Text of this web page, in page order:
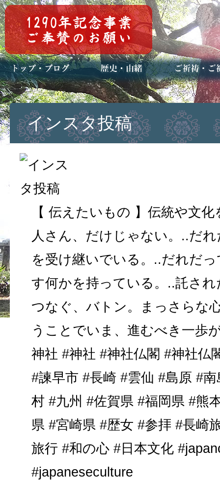
トップページ
ブログ(日々八百万)
お知らせ一覧 歴史・ご祭神
年中行事
メディア掲載 ご祈祷・ご祈
安産祈願
初宮参り
七五三詣
長寿のお祝い
神前結婚式
厄祓い・方位
車のお祓い
地鎮祭
神葬祭（神式
インスタ投稿
【 伝えたいもの 】伝統や文
人さん、だけじゃない。..だ
を受け継いでいる。..だれだ
す何かを持っている。..託さ
つなぐ、バトン。まっさらな
うことでいま、進むべき一歩
神社 #神社 #神社仏閣 #神社仏
#諫早市 #長崎 #雲仙 #島原 #
村 #九州 #佐賀県 #福岡県 #熊
県 #宮崎県 #歴女 #参拝 #長崎
旅行 #和の心 #日本文化
#japaneseculture